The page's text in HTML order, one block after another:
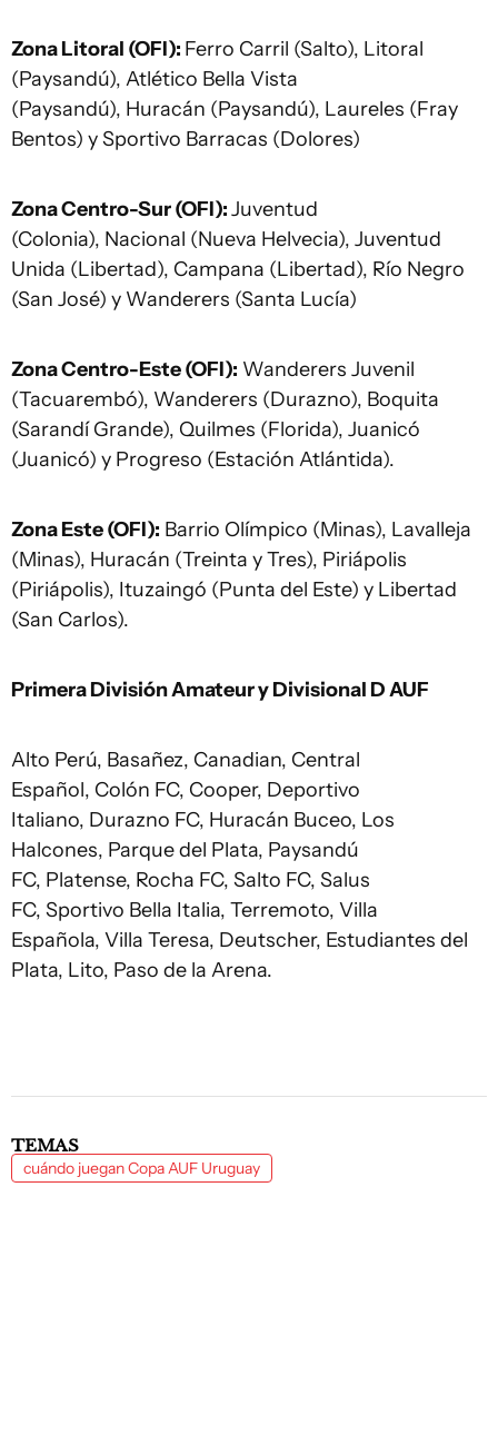
Zona Litoral (OFI): Ferro Carril (Salto), Litoral
(Paysandú), Atlético Bella Vista
(Paysandú), Huracán (Paysandú), Laureles (Fray
Bentos) y Sportivo Barracas (Dolores)
Zona Centro-Sur (OFI):Juventud
(Colonia), Nacional (Nueva Helvecia), Juventud
Unida (Libertad), Campana (Libertad), Río Negro
(San José) y Wanderers (Santa Lucía)
Zona Centro-Este (OFI): Wanderers Juvenil
(Tacuarembó), Wanderers (Durazno), Boquita
(Sarandí Grande), Quilmes (Florida), Juanicó
(Juanicó) y Progreso (Estación Atlántida).
Zona Este (OFI): Barrio Olímpico (Minas), Lavalleja
(Minas), Huracán (Treinta y Tres), Piriápolis
(Piriápolis), Ituzaingó (Punta del Este) y Libertad
(San Carlos).
Primera División Amateur y Divisional D AUF
Alto Perú, Basañez, Canadian, Central
Español, Colón FC, Cooper, Deportivo
Italiano, Durazno FC, Huracán Buceo, Los
Halcones, Parque del Plata, Paysandú
FC, Platense, Rocha FC, Salto FC, Salus
FC, Sportivo Bella Italia, Terremoto, Villa
Española, Villa Teresa, Deutscher, Estudiantes del
Plata, Lito, Paso de la Arena.
TEMAS
cuándo juegan Copa AUF Uruguay